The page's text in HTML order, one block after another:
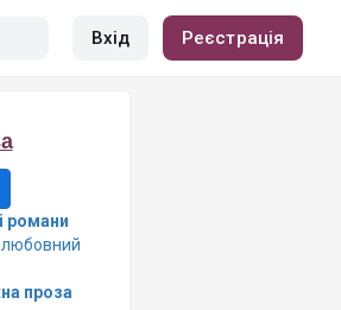
Вхід Реєстрація
романи
проза